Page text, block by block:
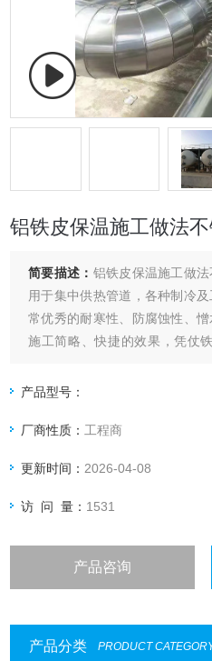
铝铁皮保温施工做法
简要描述： 铝铁皮保温施工做
用于集中供热管道，各种制冷
常优秀的耐寒性、防腐蚀性、
施工简略、快捷的效果，凭仗
漏、密封等不行短少的材料
产品型号：
厂商性质： 工程商
更新时间： 2026-04-08
访 问 量： 1531
产品咨询
产品分类 PRODUCT